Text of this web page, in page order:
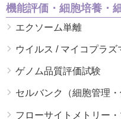
機能評価・細胞培養・
エクソーム単離
ウイルス / マイコプラズ
ゲノム品質評価試験
セルバンク（細胞管理・
フローサイトメトリー